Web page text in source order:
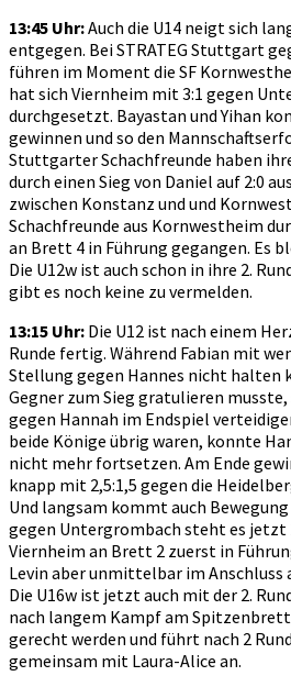
13:45 Uhr:Auch die U14 neigt sich
entgegen. Bei STRATEG Stuttgart
führen im Moment die SF
hat sich Viernheim mit 3:1 gegen
durchgesetzt. Bayastan und Yihan
gewinnen und so den
Stuttgarter Schachfreunde haben
durch einen Sieg von Daniel auf 2:0
zwischen Konstanz und und
Schachfreunde aus Kornwestheim
an Brett 4 in Führung gegangen. Es
Die U12w ist auch schon in ihre 2.
gibt es noch keine zu vermelden.
13:15 Uhr: Die U12 ist nach einem
Runde fertig. Während Fabian mit
Stellung gegen Hannes nicht halten
Gegner zum Sieg gratulieren musste,
gegen Hannah im Endspiel
beide Könige übrig waren, konnte
nicht mehr fortsetzen. Am Ende
knapp mit 2,5:1,5 gegen die
Und langsam kommt auch
gegen Untergrombach steht es jetzt
Viernheim an Brett 2 zuerst in
Levin aber unmittelbar im Anschluss
Die U16w ist jetzt auch mit der 2.
nach langem Kampf am
gerecht werden und führt nach 2
gemeinsam mit Laura-Alice an.